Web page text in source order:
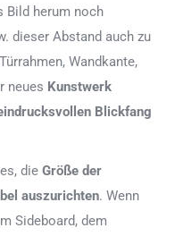
Bild herum noch
dieser Abstand auch zu
Wandkante,
neues Kunstwerk
Blickfang
die Größe der
auszurichten. Wenn
Sideboard, dem